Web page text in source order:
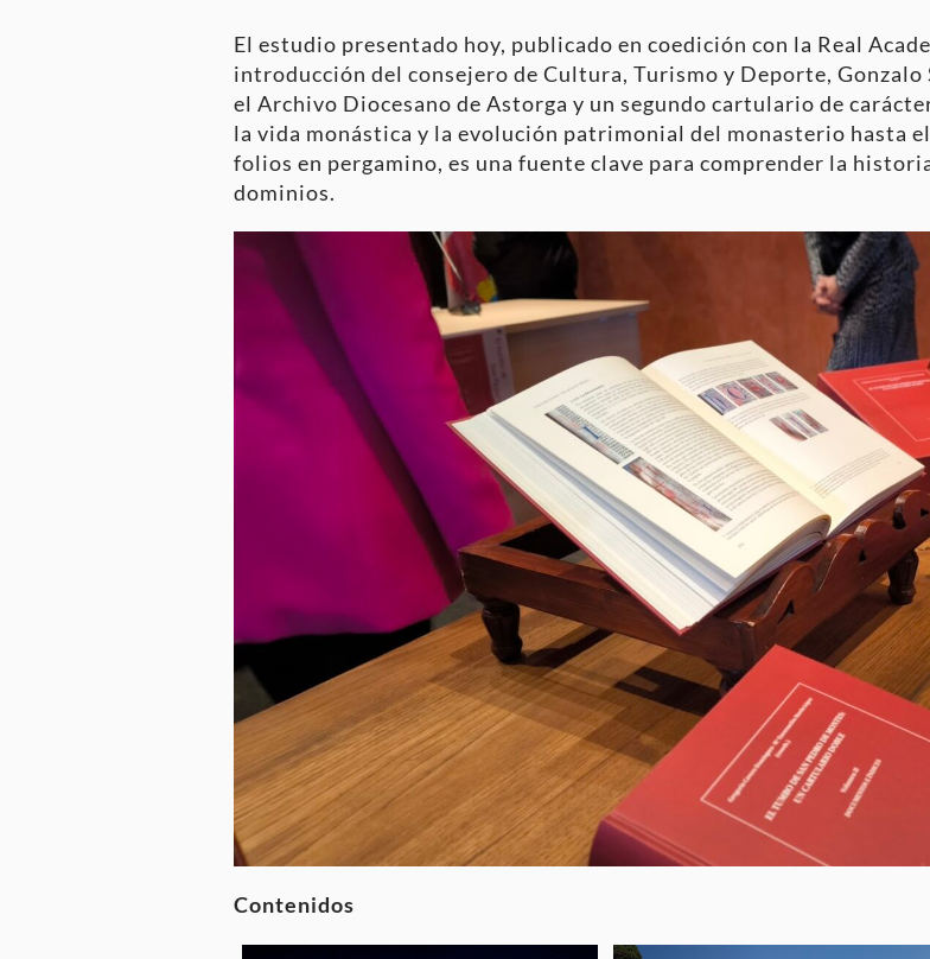
El estudio presentado hoy, publicado en coedición con la Real
introducción del consejero de Cultura, Turismo y Deporte, Gonzalo
el Archivo Diocesano de Astorga y un segundo cartulario de
la vida monástica y la evolución patrimonial del monasterio hasta
folios en pergamino, es una fuente clave para comprender la
dominios.
Contenidos